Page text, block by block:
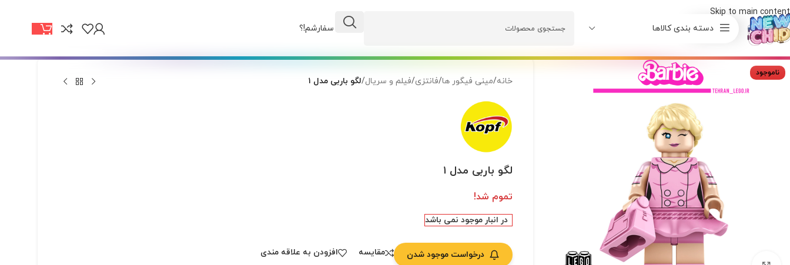
Skip to main content
دسته بندی کالاها
وضعیت سفارشم!؟
ناموجود
خانه/مینی فیگور ها/فانتزی/فیلم و سریال/لگو باربی مدل ۱
لگو باربی مدل ۱
تموم شد!
در انبار موجود نمی باشد
درخواست موجود شدن مقایسه افزودن به علاقه مندی